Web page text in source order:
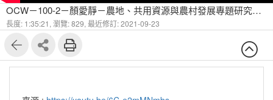
OCW－100-2－顏愛靜－農地、共用資源與農村發展專題研究－1010614
長度: 1:35:21, 瀏覽: 829, 最近修訂: 2021-09-23